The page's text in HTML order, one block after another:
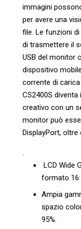
immagini
per avere una
file. Le funzioni
di trasmettere il
USB del monitor
dispositivo
corrente di
CS2400S
creativo con un
monitor può
DisplayPort, oltre
.
LCD Wide
formato
Ampia
spazio
95%.